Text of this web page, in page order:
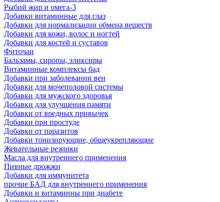
Рыбий жир и омега-3
Добавки витаминные для глаз
Добавки для нормализации обмена веществ
Добавки для кожи, волос и ногтей
Добавки для костей и суставов
Фиточаи
Бальзамы, сиропы, эликсиры
Витаминные комплексы бад
Добавки при заболевании вен
Добавки для мочеполовой системы
Добавки для мужского здоровья
Добавки для улучшения памяти
Добавки от вредных привычек
Добавки при простуде
Добавки от паразитов
Добавки тонизирующие, общеукрепляющие
Жевательные резинки
Масла для внутреннего применения
Пивные дрожжи
Добавки для иммунитета
прочие БАД для внутреннего применения
Добавки и витаминны при диабете